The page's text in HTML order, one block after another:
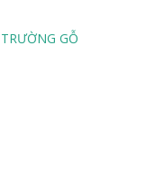
GỖ